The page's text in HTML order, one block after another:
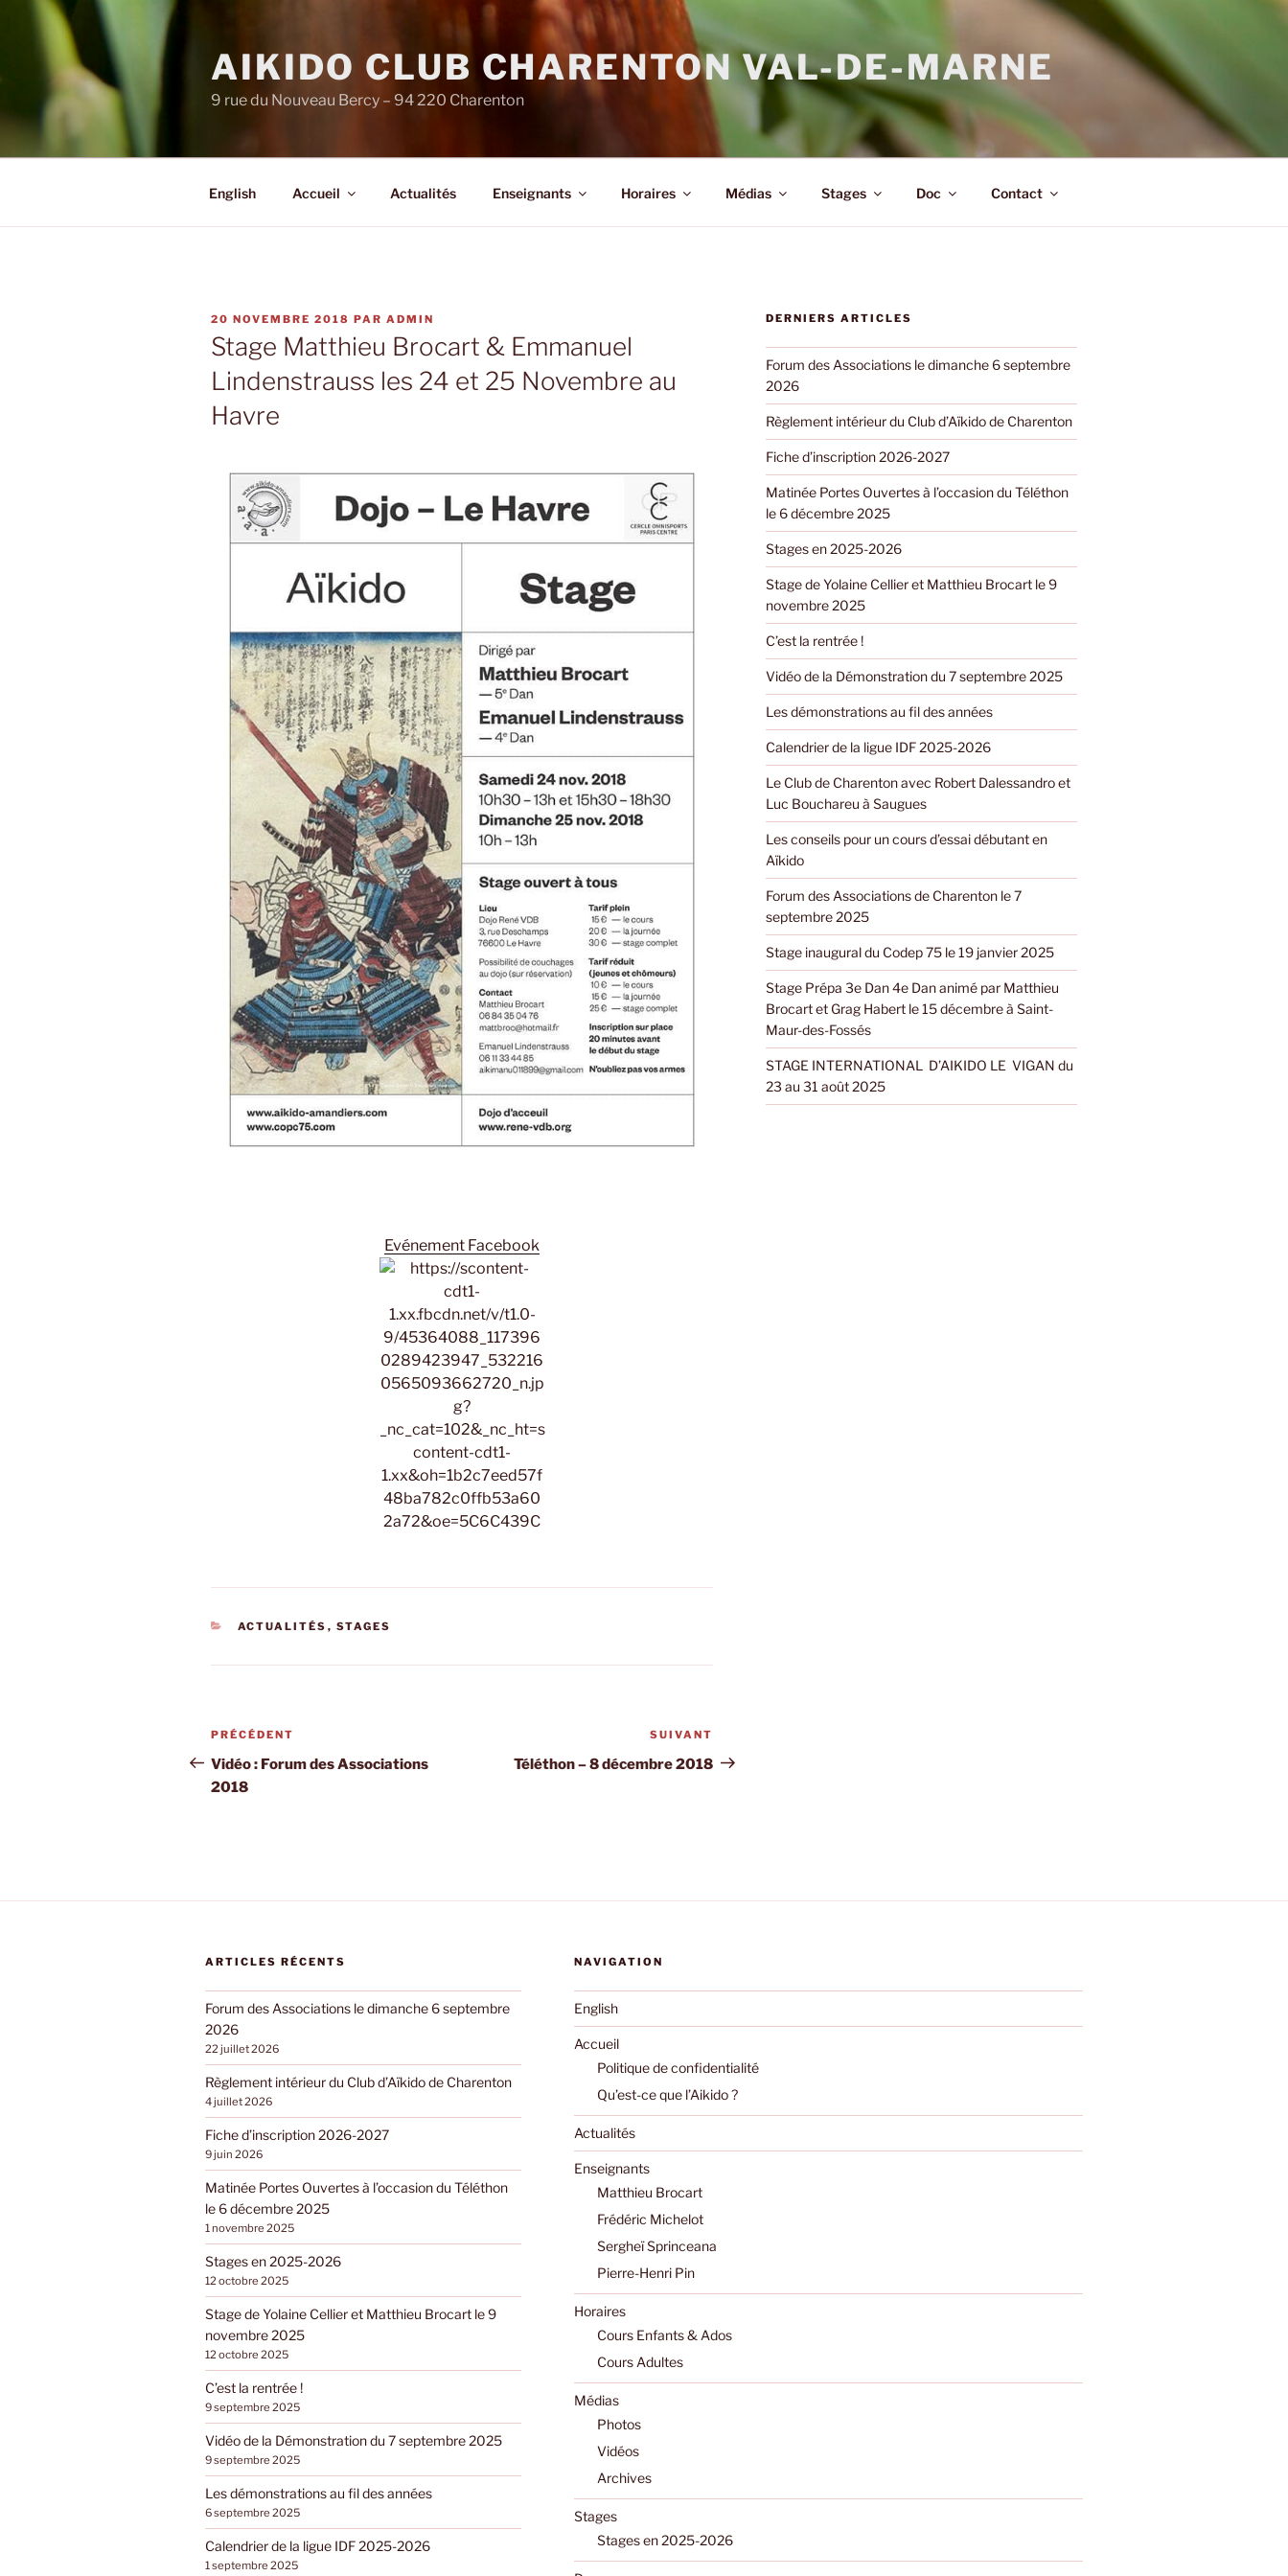
AIKIDO CLUB CHARENTON VAL-DE-MARNE
9 rue du Nouveau Bercy – 94 220 Charenton
English Accueil Actualités Enseignants Horaires Médias Stages Doc Contact
PUBLIÉ
LE
20 NOVEMBRE 2018 PAR ADMIN
Stage Matthieu Brocart & Emmanuel
Lindenstrauss les 24 et 25 Novembre au
Havre
Evénement Facebook
CATÉGORIES
ACTUALITÉS , STAGES
Navigation
de
l’article
Article
précédent
PRÉCÉDENT
Vidéo : Forum des Associations
2018
suivant
SUIVANT
Téléthon – 8 décembre 2018
DERNIERS ARTICLES
Forum des Associations le dimanche 6 septembre
2026
Règlement intérieur du Club d’Aïkido de Charenton
Fiche d’inscription 2026-2027
Matinée Portes Ouvertes à l’occasion du Téléthon
le 6 décembre 2025
Stages en 2025-2026
Stage de Yolaine Cellier et Matthieu Brocart le 9
novembre 2025
C’est la rentrée !
Vidéo de la Démonstration du 7 septembre 2025
Les démonstrations au fil des années
Calendrier de la ligue IDF 2025-2026
Le Club de Charenton avec Robert Dalessandro et
Luc Bouchareu à Saugues
Les conseils pour un cours d’essai débutant en
Aïkido
Forum des Associations de Charenton le 7
septembre 2025
Stage inaugural du Codep 75 le 19 janvier 2025
Stage Prépa 3e Dan 4e Dan animé par Matthieu
Brocart et Grag Habert le 15 décembre à Saint-
Maur-des-Fossés
STAGE INTERNATIONAL D’AIKIDO LE VIGAN du
23 au 31 août 2025
ARTICLES RÉCENTS
Forum des Associations le dimanche 6 septembre
2026
22 juillet 2026
Règlement intérieur du Club d’Aïkido de Charenton
4 juillet 2026
Fiche d’inscription 2026-2027
9 juin 2026
Matinée Portes Ouvertes à l’occasion du Téléthon
le 6 décembre 2025
1 novembre 2025
Stages en 2025-2026
12 octobre 2025
Stage de Yolaine Cellier et Matthieu Brocart le 9
novembre 2025
12 octobre 2025
C’est la rentrée !
9 septembre 2025
Vidéo de la Démonstration du 7 septembre 2025
9 septembre 2025
Les démonstrations au fil des années
6 septembre 2025
Calendrier de la ligue IDF 2025-2026
1 septembre 2025
NAVIGATION
English
Accueil
Politique de confidentialité
Qu’est-ce que l’Aikido ?
Actualités
Enseignants
Matthieu Brocart
Frédéric Michelot
Sergheï Sprinceana
Pierre-Henri Pin
Horaires
Cours Enfants & Ados
Cours Adultes
Médias
Photos
Vidéos
Archives
Stages
Stages en 2025-2026